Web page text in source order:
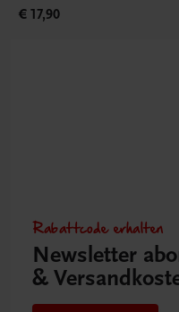
€ 17,90
Rabattcode erhalten
Newsletter
&